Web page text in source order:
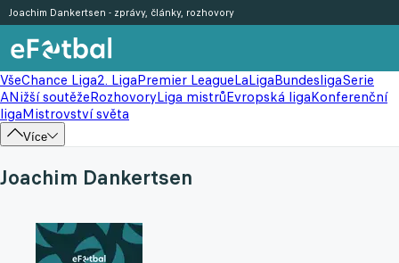
VšeChance Liga2. LigaPremier LeagueLaLigaBundesligaSerie
ANižší soutěžeRozhovoryLiga mistrůEvropská ligaKonferenční
ligaMistrovství světa
Více
Joachim Dankertsen - zprávy, články, rozhovory
Joachim Dankertsen